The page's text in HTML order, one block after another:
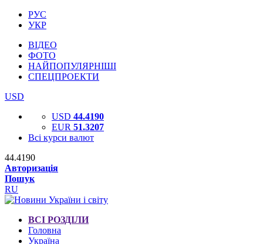
РУС
УКР
ВІДЕО
ФОТО
НАЙПОПУЛЯРНІШІ
СПЕЦПРОЕКТИ
USD
USD 44.4190
EUR 51.3207
Всі курси валют
44.4190
Авторизація
Пошук
RU
ВСІ РОЗДІЛИ
Головна
Україна